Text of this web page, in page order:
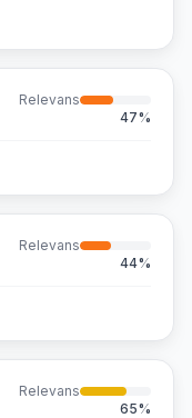
Relevans
47%
Relevans
44%
Relevans
65%